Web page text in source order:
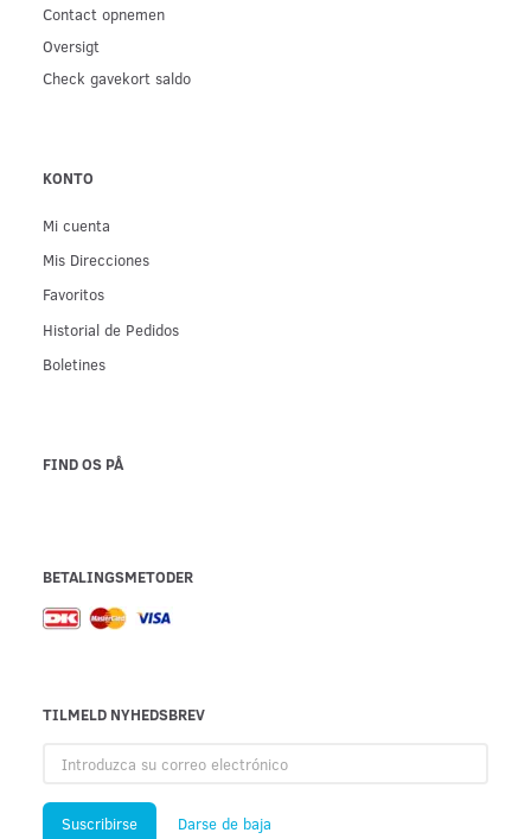
Contact opnemen
Oversigt
Check gavekort saldo
KONTO
Mi cuenta
Mis Direcciones
Favoritos
Historial de Pedidos
Boletines
FIND OS PÅ
BETALINGSMETODER
TILMELD NYHEDSBREV
electrónico
Suscribirse Darse de baja